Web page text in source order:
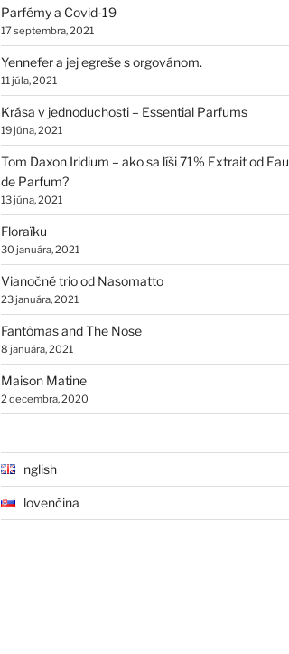
Parfémy a Covid-19
17 septembra, 2021
Yennefer a jej egreše s orgovánom.
11 júla, 2021
Krása v jednoduchosti – Essential Parfums
19 júna, 2021
Tom Daxon Iridium – ako sa líši 71% Extrait od Eau
de Parfum?
13 júna, 2021
Floraïku
30 januára, 2021
Vianočné trio od Nasomatto
23 januára, 2021
Fantômas and The Nose
8 januára, 2021
Maison Matine
2 decembra, 2020
English
Slovenčina